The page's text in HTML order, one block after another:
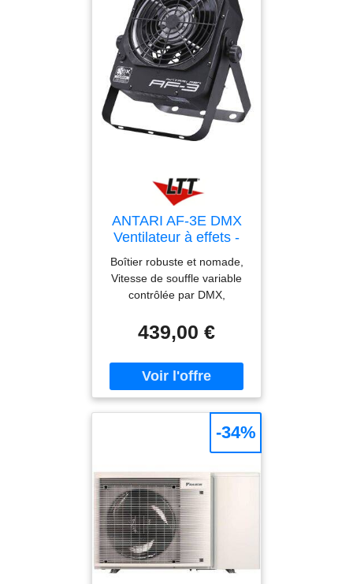
ANTARI AF-3E DMX
Ventilateur à effets -
Ventilateurs
Boîtier robuste et nomade,
Vitesse de souffle variable
contrôlée par DMX,
ajustable variable, Vitesse
de souffle contrôlée
manuellement, Le Antari
AF-3 est un mini ventilateur
de scène polyvalent offrant
4 options de contrôle, une
vitesse de sortie variable
des directions de souffle
ajustables, un boîtier en
métal durable et une taille
compacte.En plus du
contrôle DMX intégré et du
potentiomètre manuel, les
contrôleurs filaires et sans
439,00 €
-34%